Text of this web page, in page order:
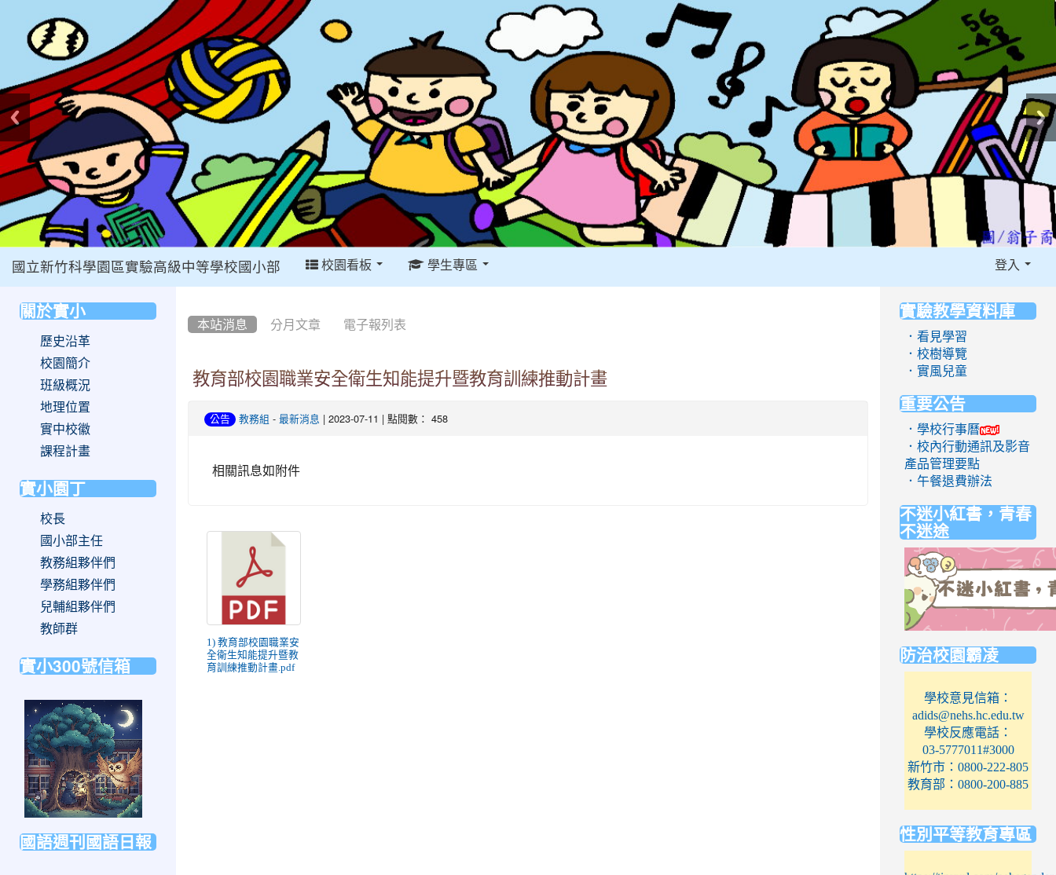
國立新竹科學園區實驗高級中等學校國小部 校園看板 學生專區 登入
本站消息 分月文章 電子報列表
教育部校園職業安全衛生知能提升暨教育訓練推動計畫
公告 教務組 - 最新消息 | 2023-07-11 | 點閱數： 458
相關訊息如附件
1) 教育部校園職業安
全衛生知能提升暨教
育訓練推動計畫.pdf
關於實小
歷史沿革
校園簡介
班級概況
地理位置
實中校徽
課程計畫
實小園丁
校長
國小部主任
教務組夥伴們
學務組夥伴們
兒輔組夥伴們
教師群
實小300號信箱
https://forms.gle/sb6qss7apF2uRjVc7
國語週刊國語日報
實驗教學資料庫
．看見學習
．校樹導覽
．實風兒童
重要公告
．學校行事曆
．校內行動通訊及影音
產品管理要點
．午餐退費辦法
不迷小紅書，青春
不迷途
to
https://eliteracy.edu.tw/
防治校園霸凌
學校意見信箱：
adids@nehs.hc.edu.tw
學校反應電話：
03-5777011#3000
新竹市：0800-222-805
教育部：0800-200-885
性別平等教育專區